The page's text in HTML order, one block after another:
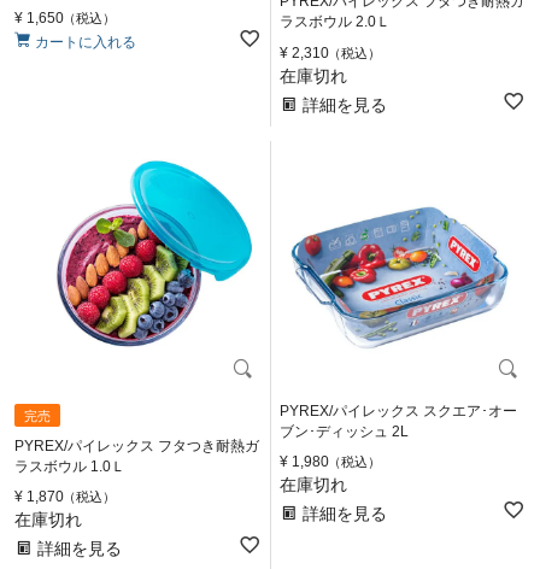
¥ 1,650 税込
カートに入れる
ラスボウル 2.0Ｌ
¥ 2,310 税込
在庫切れ
詳細を見る
完売
PYREX/パイレックス フタつき耐熱ガ
ラスボウル 1.0Ｌ
¥ 1,870 税込
在庫切れ
詳細を見る
PYREX/パイレックス スクエア･オー
ブン･ディッシュ 2L
¥ 1,980 税込
在庫切れ
詳細を見る